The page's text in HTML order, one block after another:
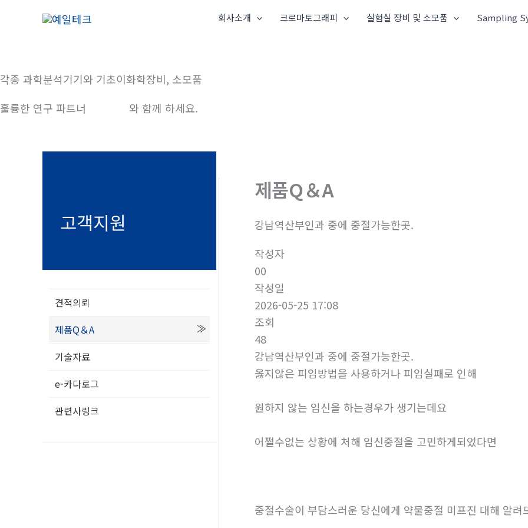
건
뛰
회사소개 크로마토그래피 실험실 장비 및 소모품 Sampling
각종 과학분석기기와 기초이화학장비, 소모품
훌륭한 연구 파트너
와 함께 하세요.
고객지원
견적의뢰
제품Q＆A
기술자료
e-카다로그
관련사링크
제품Q＆A
강남역산부인과 중에 중절가능한곳.
작성자
00
작성일
2026-05-25 17:08
조회
48
강남역산부인과 중에 중절가능한곳.
옳지않은 피임방법을 사용하거나 피임실패로 인해
원하지 않는 임신을 하는경우가 생기는데요
어쩔수없는 상황에 처해 임신중절을 고민하게되었다면
중절수술이 부담스러운 당신에게 약물중절 미프진 대해 알려